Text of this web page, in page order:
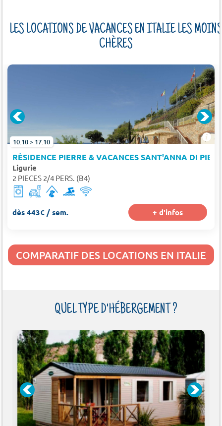
LES LOCATIONS DE VACANCES EN ITALIE LES MOINS
CHÈRES
10.10 > 17.10
RÉSIDENCE PIERRE & VACANCES SANT'ANNA DI
Ligurie
2 PIECES 2/4 PERS. (B4)
dès 443€ / sem. + d'infos
COMPARATIF DES LOCATIONS EN ITALIE
QUEL TYPE D'HÉBERGEMENT ?